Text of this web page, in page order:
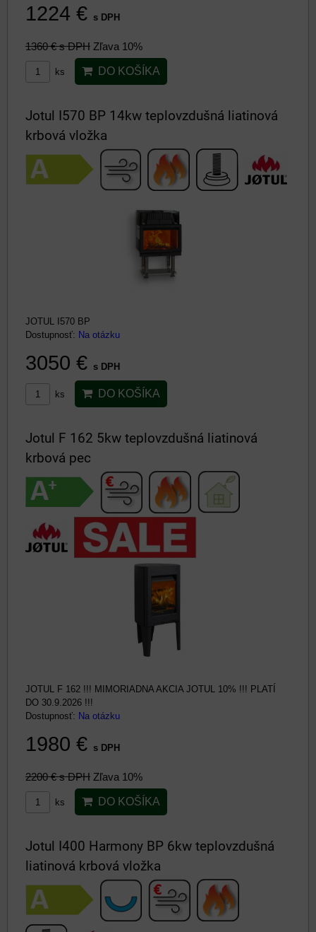
1224 € s DPH
1360 €s DPH Zľava 10%
ks DO KOŠÍKA
Jotul I570 BP 14kw teplovzdušná liatinová
krbová vložka
JOTUL I570 BP
Dostupnosť: Na otázku
3050 € s DPH
ks DO KOŠÍKA
Jotul F 162 5kw teplovzdušná liatinová
krbová pec
JOTUL F 162 !!! MIMORIADNA AKCIA JOTUL 10% !!! PLATÍ
DO 30.9.2026 !!!
Dostupnosť: Na otázku
1980 € s DPH
2200 €s DPH Zľava 10%
ks DO KOŠÍKA
Jotul I400 Harmony BP 6kw teplovzdušná
liatinová krbová vložka